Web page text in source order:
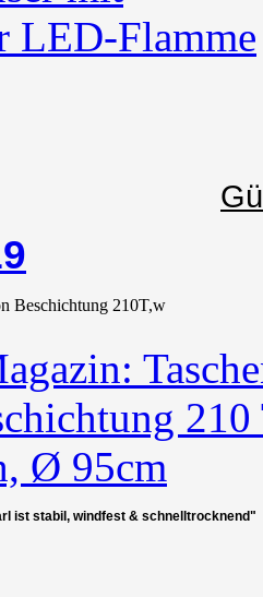
Beschichtung 210T,w
ist stabil, windfest & schnelltrocknend"